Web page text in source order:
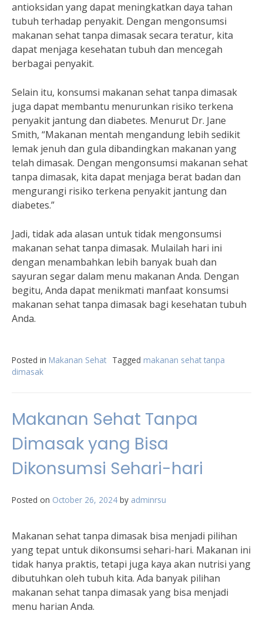
antioksidan yang dapat meningkatkan daya tahan
tubuh terhadap penyakit. Dengan mengonsumsi
makanan sehat tanpa dimasak secara teratur, kita
dapat menjaga kesehatan tubuh dan mencegah
berbagai penyakit.
Selain itu, konsumsi makanan sehat tanpa dimasak
juga dapat membantu menurunkan risiko terkena
penyakit jantung dan diabetes. Menurut Dr. Jane
Smith, “Makanan mentah mengandung lebih sedikit
lemak jenuh dan gula dibandingkan makanan yang
telah dimasak. Dengan mengonsumsi makanan sehat
tanpa dimasak, kita dapat menjaga berat badan dan
mengurangi risiko terkena penyakit jantung dan
diabetes.”
Jadi, tidak ada alasan untuk tidak mengonsumsi
makanan sehat tanpa dimasak. Mulailah hari ini
dengan menambahkan lebih banyak buah dan
sayuran segar dalam menu makanan Anda. Dengan
begitu, Anda dapat menikmati manfaat konsumsi
makanan sehat tanpa dimasak bagi kesehatan tubuh
Anda.
Posted in Makanan Sehat Tagged makanan sehat tanpa
dimasak
Makanan Sehat Tanpa
Dimasak yang Bisa
Dikonsumsi Sehari-hari
Posted on October 26, 2024 by adminrsu
Makanan sehat tanpa dimasak bisa menjadi pilihan
yang tepat untuk dikonsumsi sehari-hari. Makanan ini
tidak hanya praktis, tetapi juga kaya akan nutrisi yang
dibutuhkan oleh tubuh kita. Ada banyak pilihan
makanan sehat tanpa dimasak yang bisa menjadi
menu harian Anda.